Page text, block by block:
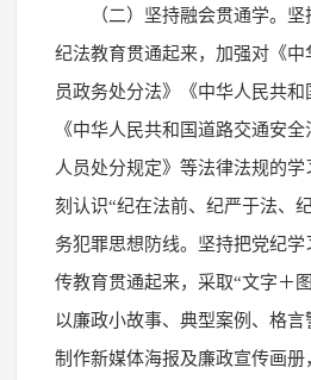
（二）坚持融会贯通学。
纪法教育贯通起来，加强对《中
员政务处分法》《中华人民共和
《中华人民共和国道路交通安
人员处分规定》等法律法规的
刻认识“纪在法前、纪严于法、
务犯罪思想防线。坚持把党纪
传教育贯通起来，采取“文字＋
以廉政小故事、典型案例、格言
制作新媒体海报及廉政宣传画